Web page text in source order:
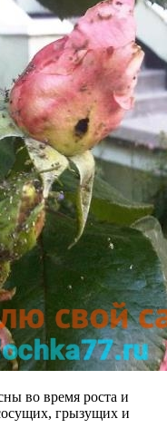
во время роста и
грызущих и